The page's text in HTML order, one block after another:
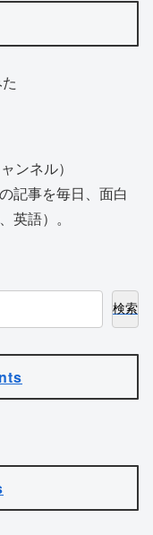
ンネル）
記事を毎日、面白
英語）。
検索